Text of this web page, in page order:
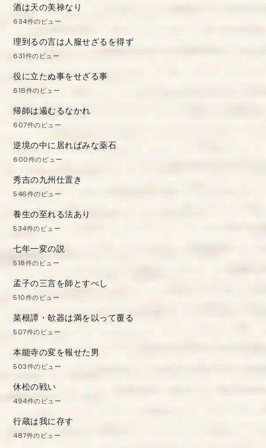
酒は天の美禄なり
634件のビュー
理到るの言は人服せざるを得ず
631件のビュー
役に立たぬ事をせざる事
618件のビュー
帰師は遏むるなかれ
607件のビュー
逆境の中に居ればみな薬石
600件のビュー
秀吉の九州仕置き
546件のビュー
養生の至れる法あり
534件のビュー
七年一変の説
518件のビュー
孟子の三言を師とすべし
510件のビュー
菜根譚・欹器は満を以って覆る
507件のビュー
本能寺の変を報せた男
503件のビュー
休松の戦い
494件のビュー
行蔵は我に存す
487件のビュー